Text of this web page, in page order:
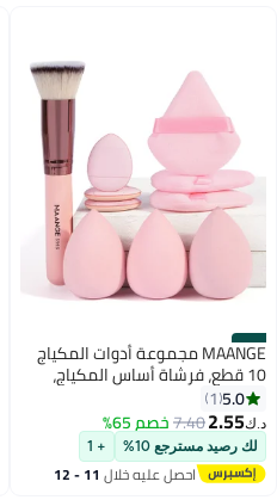
#17 MAANGE مجموعة أدوات المكياج
10 قطع، فرشاة أساس المكياج،
إسفنجة المكياج وبيضة المكياج،
فرشاة مكياج للسفر، فرشاة أساس
محمولة مع غطاء مثالية لدمج
مستحضرات التجميل السائلة أو
الكريمة أو البودرة.
5.0
1
د.ك‏2.55
7.40خصم 65%
لك رصيد مسترجع 10% + 1
احصل عليه خلال 11 - 12